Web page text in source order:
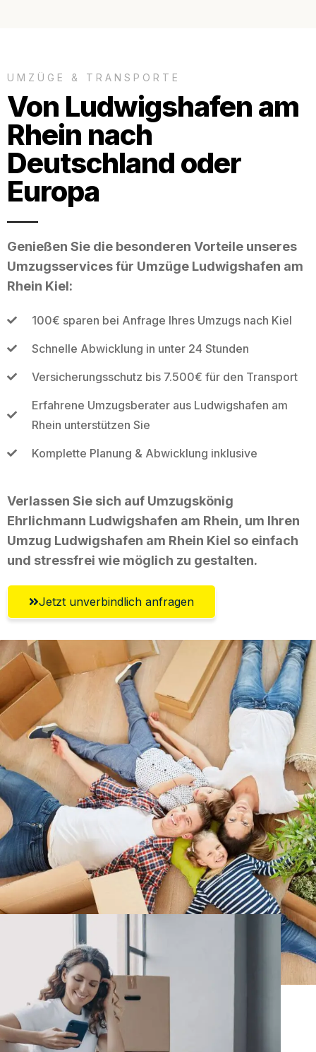
UMZÜGE & TRANSPORTE
Von Ludwigshafen am
Rhein nach
Deutschland oder
Europa
Genießen Sie die besonderen Vorteile unseres
Umzugsservices für Umzüge Ludwigshafen am
Rhein Kiel:
100€ sparen bei Anfrage Ihres Umzugs nach Kiel
Schnelle Abwicklung in unter 24 Stunden
Versicherungsschutz bis 7.500€ für den Transport
Erfahrene Umzugsberater aus Ludwigshafen am
Rhein unterstützen Sie
Komplette Planung & Abwicklung inklusive
Verlassen Sie sich auf Umzugskönig
Ehrlichmann Ludwigshafen am Rhein, um Ihren
Umzug Ludwigshafen am Rhein Kiel so einfach
und stressfrei wie möglich zu gestalten.
Jetzt unverbindlich anfragen